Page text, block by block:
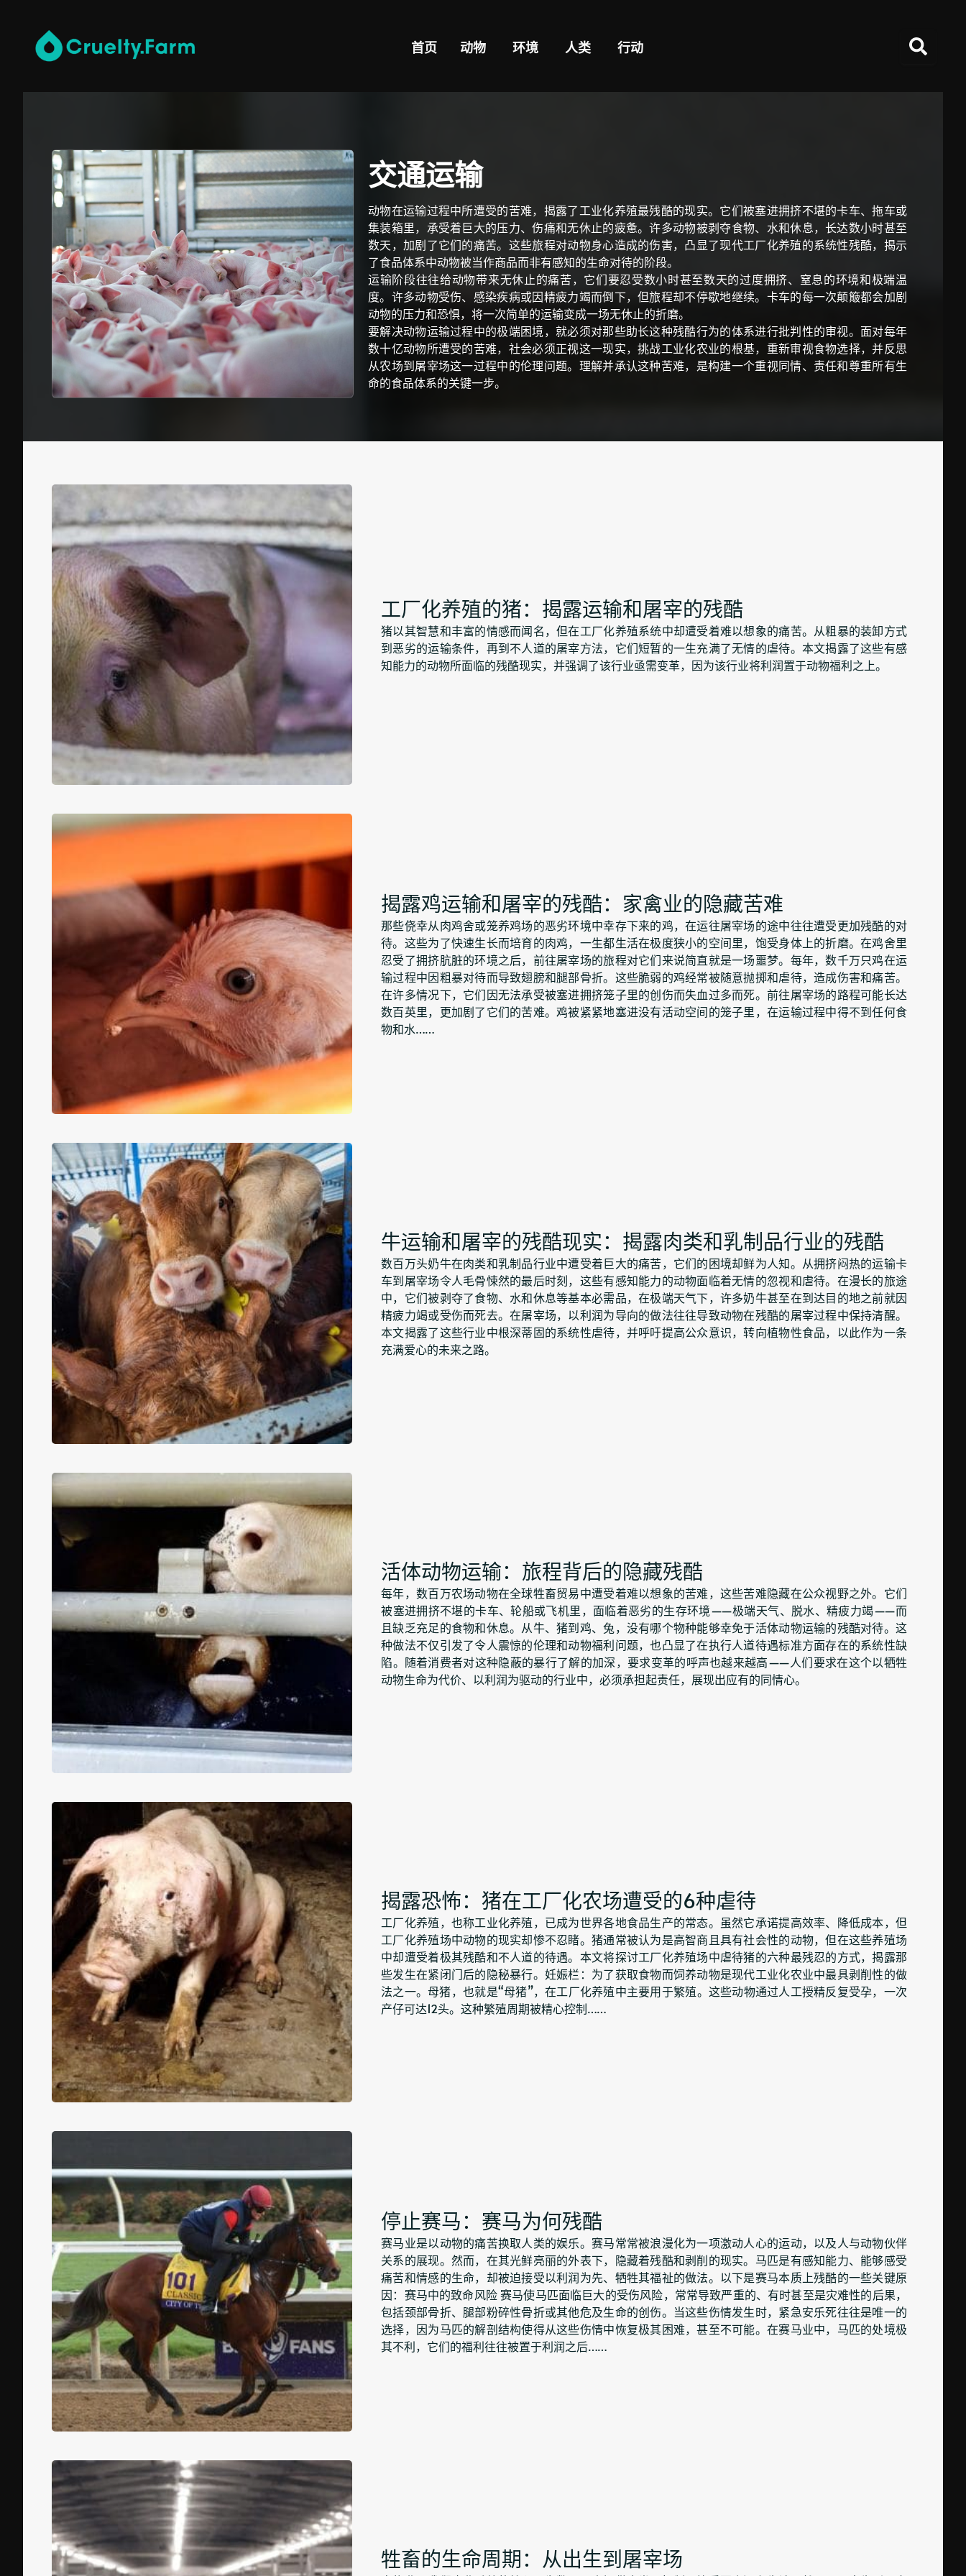
首页 动物 环境 人类 行动
交通运输
动物在运输过程中所遭受的苦难，揭露了工业化养殖最残酷的现实。它们被塞进拥挤不堪的卡车、拖车或
集装箱里，承受着巨大的压力、伤痛和无休止的疲惫。许多动物被剥夺食物、水和休息，长达数小时甚至
数天，加剧了它们的痛苦。这些旅程对动物身心造成的伤害，凸显了现代工厂化养殖的系统性残酷，揭示
了食品体系中动物被当作商品而非有感知的生命对待的阶段。
运输阶段往往给动物带来无休止的痛苦，它们要忍受数小时甚至数天的过度拥挤、窒息的环境和极端温
度。许多动物受伤、感染疾病或因精疲力竭而倒下，但旅程却不停歇地继续。卡车的每一次颠簸都会加剧
动物的压力和恐惧，将一次简单的运输变成一场无休止的折磨。
要解决动物运输过程中的极端困境，就必须对那些助长这种残酷行为的体系进行批判性的审视。面对每年
数十亿动物所遭受的苦难，社会必须正视这一现实，挑战工业化农业的根基，重新审视食物选择，并反思
从农场到屠宰场这一过程中的伦理问题。理解并承认这种苦难，是构建一个重视同情、责任和尊重所有生
命的食品体系的关键一步。
工厂化养殖的猪：揭露运输和屠宰的残酷
猪以其智慧和丰富的情感而闻名，但在工厂化养殖系统中却遭受着难以想象的痛苦。从粗暴的装卸方式
到恶劣的运输条件，再到不人道的屠宰方法，它们短暂的一生充满了无情的虐待。本文揭露了这些有感
知能力的动物所面临的残酷现实，并强调了该行业亟需变革，因为该行业将利润置于动物福利之上。
揭露鸡运输和屠宰的残酷：家禽业的隐藏苦难
那些侥幸从肉鸡舍或笼养鸡场的恶劣环境中幸存下来的鸡，在运往屠宰场的途中往往遭受更加残酷的对
待。这些为了快速生长而培育的肉鸡，一生都生活在极度狭小的空间里，饱受身体上的折磨。在鸡舍里
忍受了拥挤肮脏的环境之后，前往屠宰场的旅程对它们来说简直就是一场噩梦。每年，数千万只鸡在运
输过程中因粗暴对待而导致翅膀和腿部骨折。这些脆弱的鸡经常被随意抛掷和虐待，造成伤害和痛苦。
在许多情况下，它们因无法承受被塞进拥挤笼子里的创伤而失血过多而死。前往屠宰场的路程可能长达
数百英里，更加剧了它们的苦难。鸡被紧紧地塞进没有活动空间的笼子里，在运输过程中得不到任何食
物和水……
牛运输和屠宰的残酷现实：揭露肉类和乳制品行业的残酷
数百万头奶牛在肉类和乳制品行业中遭受着巨大的痛苦，它们的困境却鲜为人知。从拥挤闷热的运输卡
车到屠宰场令人毛骨悚然的最后时刻，这些有感知能力的动物面临着无情的忽视和虐待。在漫长的旅途
中，它们被剥夺了食物、水和休息等基本必需品，在极端天气下，许多奶牛甚至在到达目的地之前就因
精疲力竭或受伤而死去。在屠宰场，以利润为导向的做法往往导致动物在残酷的屠宰过程中保持清醒。
本文揭露了这些行业中根深蒂固的系统性虐待，并呼吁提高公众意识，转向植物性食品，以此作为一条
充满爱心的未来之路。
活体动物运输：旅程背后的隐藏残酷
每年，数百万农场动物在全球牲畜贸易中遭受着难以想象的苦难，这些苦难隐藏在公众视野之外。它们
被塞进拥挤不堪的卡车、轮船或飞机里，面临着恶劣的生存环境——极端天气、脱水、精疲力竭——而
且缺乏充足的食物和休息。从牛、猪到鸡、兔，没有哪个物种能够幸免于活体动物运输的残酷对待。这
种做法不仅引发了令人震惊的伦理和动物福利问题，也凸显了在执行人道待遇标准方面存在的系统性缺
陷。随着消费者对这种隐蔽的暴行了解的加深，要求变革的呼声也越来越高——人们要求在这个以牺牲
动物生命为代价、以利润为驱动的行业中，必须承担起责任，展现出应有的同情心。
揭露恐怖：猪在工厂化农场遭受的6种虐待
工厂化养殖，也称工业化养殖，已成为世界各地食品生产的常态。虽然它承诺提高效率、降低成本，但
工厂化养殖场中动物的现实却惨不忍睹。猪通常被认为是高智商且具有社会性的动物，但在这些养殖场
中却遭受着极其残酷和不人道的待遇。本文将探讨工厂化养殖场中虐待猪的六种最残忍的方式，揭露那
些发生在紧闭门后的隐秘暴行。妊娠栏：为了获取食物而饲养动物是现代工业化农业中最具剥削性的做
法之一。母猪，也就是“母猪”，在工厂化养殖中主要用于繁殖。这些动物通过人工授精反复受孕，一次
产仔可达12头。这种繁殖周期被精心控制……
停止赛马：赛马为何残酷
赛马业是以动物的痛苦换取人类的娱乐。赛马常常被浪漫化为一项激动人心的运动，以及人与动物伙伴
关系的展现。然而，在其光鲜亮丽的外表下，隐藏着残酷和剥削的现实。马匹是有感知能力、能够感受
痛苦和情感的生命，却被迫接受以利润为先、牺牲其福祉的做法。以下是赛马本质上残酷的一些关键原
因：赛马中的致命风险 赛马使马匹面临巨大的受伤风险，常常导致严重的、有时甚至是灾难性的后果，
包括颈部骨折、腿部粉碎性骨折或其他危及生命的创伤。当这些伤情发生时，紧急安乐死往往是唯一的
选择，因为马匹的解剖结构使得从这些伤情中恢复极其困难，甚至不可能。在赛马业中，马匹的处境极
其不利，它们的福利往往被置于利润之后……
牲畜的生命周期：从出生到屠宰场